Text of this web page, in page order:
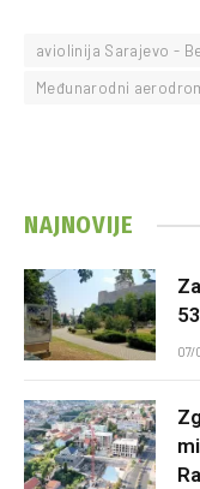
aviolinija Sarajevo -
Međunarodni
NAJNOVIJE